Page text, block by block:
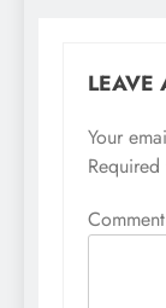
LEAVE
Your
Comment